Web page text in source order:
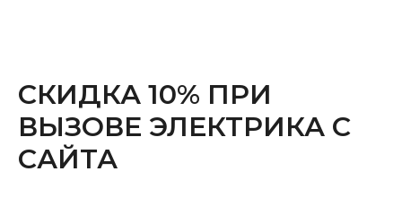
СКИДКА 10% ПРИ
ВЫЗОВЕ ЭЛЕКТРИКА С
САЙТА